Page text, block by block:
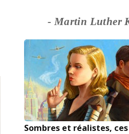
- Martin Luther
Sombres et réalistes,